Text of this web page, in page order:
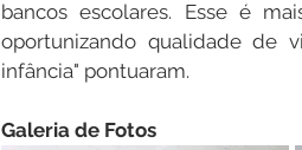
bancos escolares. Esse é
oportunizando qualidade de
infância" pontuaram.
Galeria de Fotos